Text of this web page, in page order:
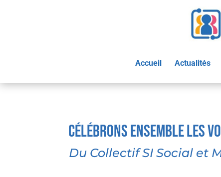
Accueil Actualités
Célébrons ensemble les
Du Collectif SI Social et